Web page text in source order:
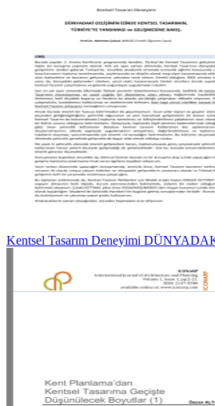
Kentsel Tasarım Deneyimi